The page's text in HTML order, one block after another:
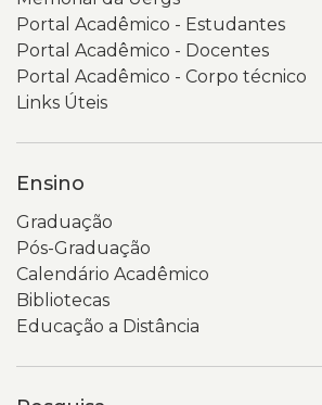
Portal Acadêmico - Estudantes
Portal Acadêmico - Docentes
Portal Acadêmico - Corpo técnico
Links Úteis
Ensino
Graduação
Pós-Graduação
Calendário Acadêmico
Bibliotecas
Educação a Distância